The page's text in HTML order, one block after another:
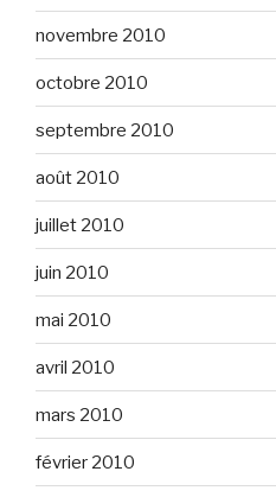
novembre 2010
octobre 2010
septembre 2010
août 2010
juillet 2010
juin 2010
mai 2010
avril 2010
mars 2010
février 2010